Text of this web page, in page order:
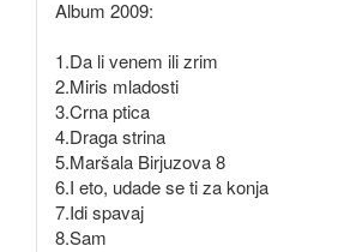
Album 2009:
1.Da li venem ili zrim
2.Miris mladosti
3.Crna ptica
4.Draga strina
5.Maršala Birjuzova 8
6.I eto, udade se ti za konja
7.Idi spavaj
8.Sam